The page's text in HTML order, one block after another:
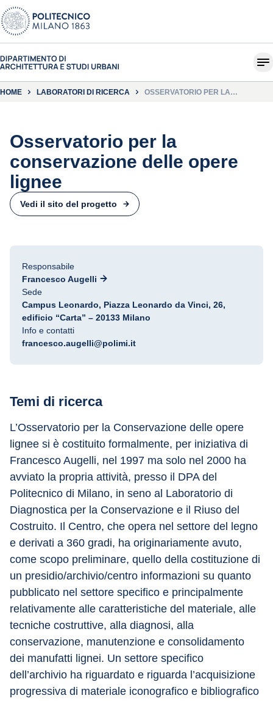
HOME LABORATORI DI RICERCA
OSSERVATORIO PER LA
Osservatorio per la
conservazione delle opere
lignee
Vedi il sito del progetto
Responsabile
Francesco Augelli
Sede
Campus Leonardo, Piazza Leonardo da Vinci, 26,
edificio “Carta” – 20133 Milano
Info e contatti
francesco.augelli@polimi.it
Temi di ricerca
L’Osservatorio per la Conservazione delle opere
lignee si è costituito formalmente, per iniziativa di
Francesco Augelli, nel 1997 ma solo nel 2000 ha
avviato la propria attività, presso il DPA del
Politecnico di Milano, in seno al Laboratorio di
Diagnostica per la Conservazione e il Riuso del
Costruito. Il Centro, che opera nel settore del legno
e derivati a 360 gradi, ha originariamente avuto,
come scopo preliminare, quello della costituzione di
un presidio/archivio/centro informazioni su quanto
pubblicato nel settore specifico e principalmente
relativamente alle caratteristiche del materiale, alle
tecniche costruttive, alla diagnosi, alla
conservazione, manutenzione e consolidamento
dei manufatti lignei. Un settore specifico
dell’archivio ha riguardato e riguarda l’acquisizione
progressiva di materiale iconografico e bibliografico